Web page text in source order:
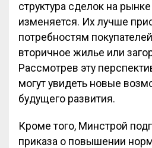
структура сделок на
изменяется. Их лучше
потребностям
вторичное жилье или
Рассмотрев эту
могут увидеть новые
будущего развития.
Кроме того, Минстрой
приказа о повышении